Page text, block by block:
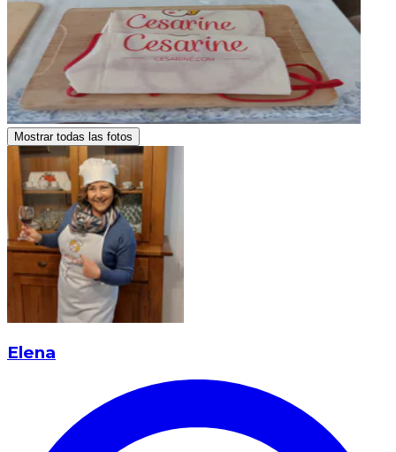
Mostrar todas las fotos
Elena